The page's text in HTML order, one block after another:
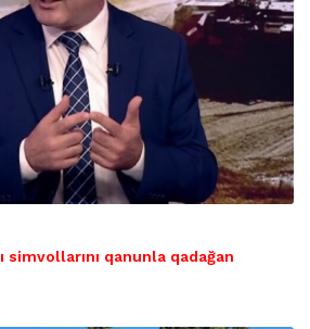
simvollarını qanunla qadağan